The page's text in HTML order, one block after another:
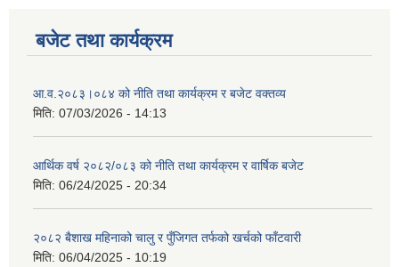
बजेट तथा कार्यक्रम
आ.व.२०८३।०८४ को नीति तथा कार्यक्रम र बजेट वक्तव्य
मिति: 07/03/2026 - 14:13
आर्थिक वर्ष २०८२/०८३ को नीति तथा कार्यक्रम र वार्षिक बजेट
मिति: 06/24/2025 - 20:34
२०८२ बैशाख महिनाको चालु र पुँजिगत तर्फको खर्चको फाँटवारी
मिति: 06/04/2025 - 10:19